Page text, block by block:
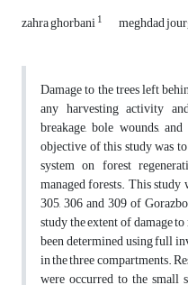
zahra ghorbani1 meghdad
Damage to the trees left
any harvesting activity
breakage, bole wounds,
objective of this study was
system on forest
managed forests. This
305, 306 and 309 of
study the extent of damage
been determined using full
in the three compartments.
were occurred to the small